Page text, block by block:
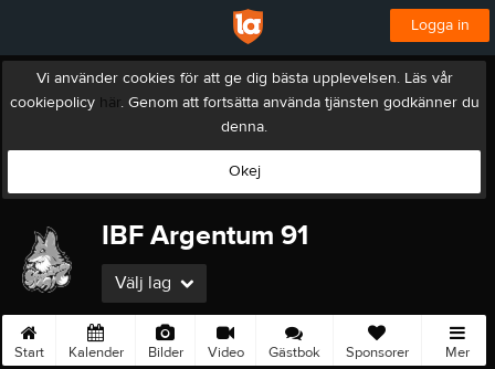
Logga in
Vi använder cookies för att ge dig bästa upplevelsen. Läs vår
cookiepolicy här. Genom att fortsätta använda tjänsten godkänner du
denna.
Okej
IBF Argentum 91
Välj lag
Start Kalender Bilder Video Gästbok Sponsorer Mer